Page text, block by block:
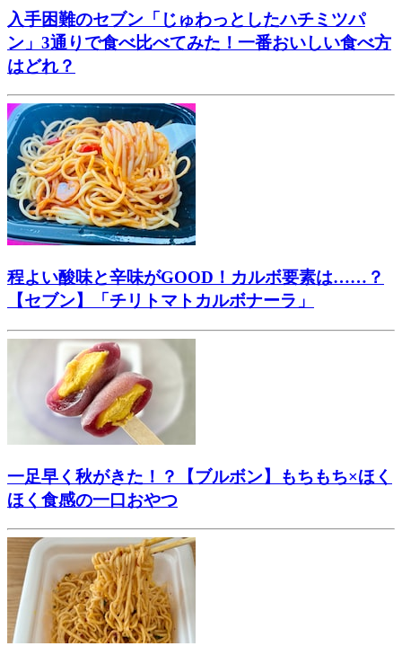
入手困難のセブン「じゅわっとしたハチミツパ
ン」3通りで食べ比べてみた！一番おいしい食べ方
はどれ？
程よい酸味と辛味がGOOD！カルボ要素は……？
【セブン】「チリトマトカルボナーラ」
一足早く秋がきた！？【ブルボン】もちもち×ほく
ほく食感の一口おやつ